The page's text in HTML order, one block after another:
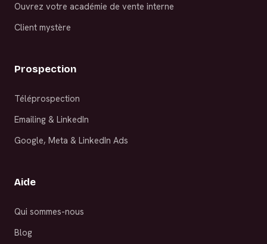
Ouvrez votre académie de vente interne
Client mystère
Prospection
Téléprospection
Emailing & LinkedIn
Google, Meta & LinkedIn Ads
Aide
Qui sommes-nous
Blog